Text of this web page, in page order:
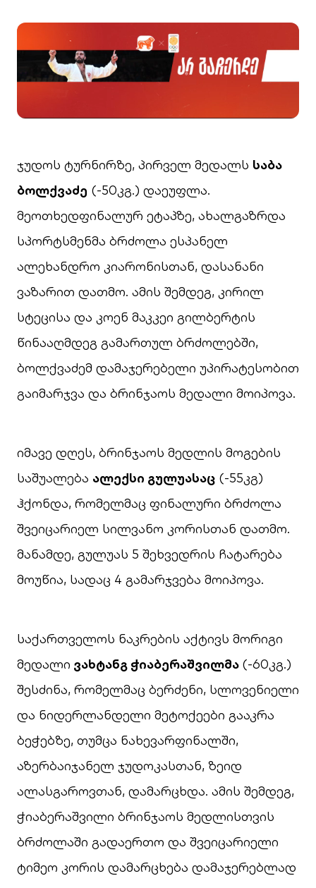
ჯუდოს ტურნირზე, პირველ მედალს საბა
ბოლქვაძე (-50კგ.) დაეუფლა.
მეოთხედფინალურ ეტაპზე, ახალგაზრდა
სპორტსმენმა ბრძოლა ესპანელ
ალეხანდრო კიარონისთან, დასანანი
ვაზარით დათმო. ამის შემდეგ, კირილ
სტეცისა და კოენ მაკკეი გილბერტის
წინააღმდეგ გამართულ ბრძოლებში,
ბოლქვაძემ დამაჯერებელი უპირატესობით
გაიმარჯვა და ბრინჯაოს მედალი მოიპოვა.
იმავე დღეს, ბრინჯაოს მედლის მოგების
საშუალება ალექსი გულუასაც (-55კგ)
ჰქონდა, რომელმაც ფინალური ბრძოლა
შვეიცარიელ სილვანო კორისთან დათმო.
მანამდე, გულუას 5 შეხვედრის ჩატარება
მოუწია, სადაც 4 გამარჯვება მოიპოვა.
საქართველოს ნაკრების აქტივს მორიგი
მედალი ვახტანგ ჭიაბერაშვილმა (-60კგ.)
შესძინა, რომელმაც ბერძენი, სლოვენიელი
და ნიდერლანდელი მეტოქეები გააკრა
ბეჭებზე, თუმცა ნახევარფინალში,
აზერბაიჯანელ ჯუდოკასთან, ზეიდ
ალასგაროვთან, დამარცხდა. ამის შემდეგ,
ჭიაბერაშვილი ბრინჯაოს მედლისთვის
ბრძოლაში გადაერთო და შვეიცარიელი
ტიმეო კორის დამარცხება დამაჯერებლად